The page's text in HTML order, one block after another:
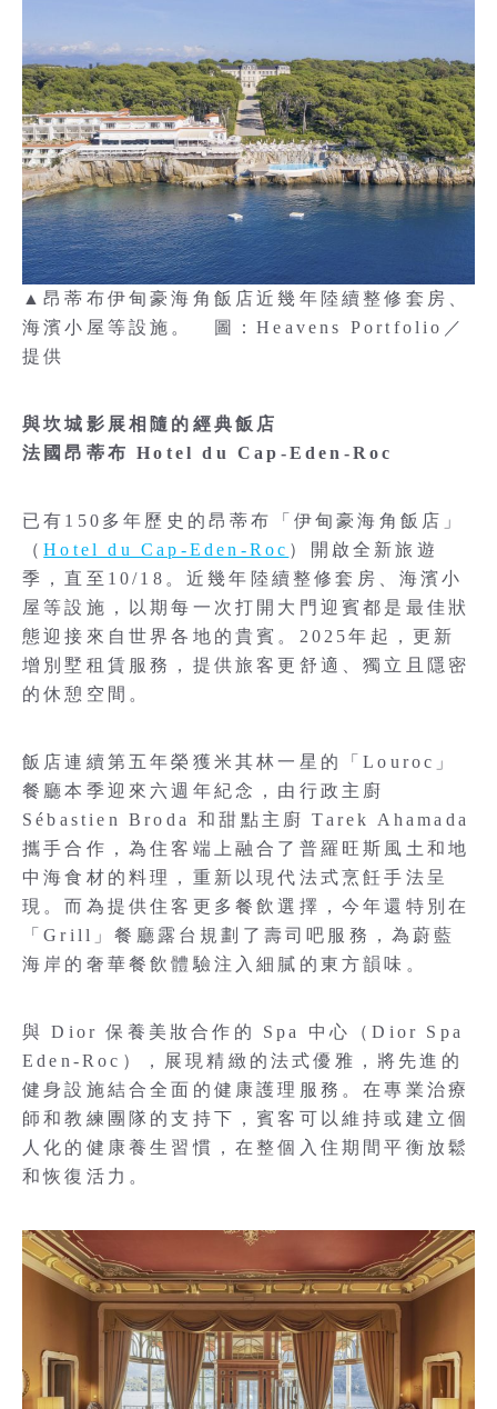
▲昂蒂布伊甸豪海角飯店近幾年陸續整修套房、
海濱小屋等設施。 圖：Heavens Portfolio／
提供
與坎城影展相隨的經典飯店
法國昂蒂布 Hotel du Cap-Eden-Roc
已有150多年歷史的昂蒂布「伊甸豪海角飯店」
（Hotel du Cap-Eden-Roc ）開啟全新旅遊
季，直至10/18。近幾年陸續整修套房、海濱小
屋等設施，以期每一次打開大門迎賓都是最佳狀
態迎接來自世界各地的貴賓。2025年起，更新
增別墅租賃服務，提供旅客更舒適、獨立且隱密
的休憩空間。
飯店連續第五年榮獲米其林一星的「Louroc」
餐廳本季迎來六週年紀念，由行政主廚
Sébastien Broda 和甜點主廚 Tarek Ahamada
攜手合作，為住客端上融合了普羅旺斯風土和地
中海食材的料理，重新以現代法式烹飪手法呈
現。而為提供住客更多餐飲選擇，今年還特別在
「Grill」餐廳露台規劃了壽司吧服務，為蔚藍
海岸的奢華餐飲體驗注入細膩的東方韻味。
與 Dior 保養美妝合作的 Spa 中心（Dior Spa
Eden-Roc），展現精緻的法式優雅，將先進的
健身設施結合全面的健康護理服務。在專業治療
師和教練團隊的支持下，賓客可以維持或建立個
人化的健康養生習慣，在整個入住期間平衡放鬆
和恢復活力。